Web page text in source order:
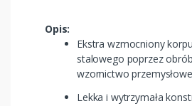
Opis:
Ekstra wzmocniony
stalowego poprzez
wzornictwo przemysłowe
Lekka i wytrzymała